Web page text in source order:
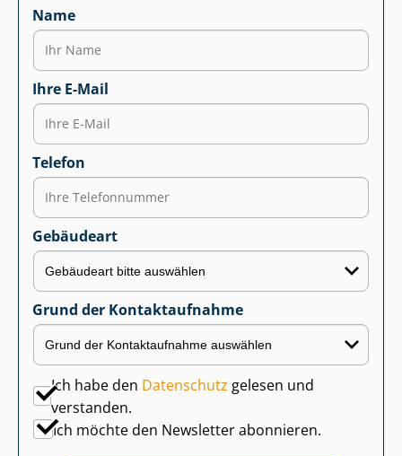
Name
Ihre E-Mail
Telefon
Gebäudeart
Grund der Kontaktaufnahme
Ich habe den Datenschutz gelesen und
verstanden.
Ich möchte den Newsletter abonnieren.